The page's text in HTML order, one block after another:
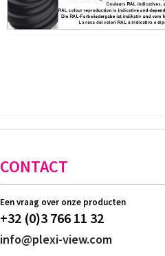
CONTACT
Een vraag over onze producten
+32 (0)3 766 11 32
info@plexi-view.com